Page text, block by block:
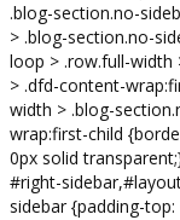
.blog-section.no-
> .blog-section.no-
loop > .row.full-width
> .dfd-content-
width > .blog-
wrap:first-child
0px solid
#right-
sidebar {padding-